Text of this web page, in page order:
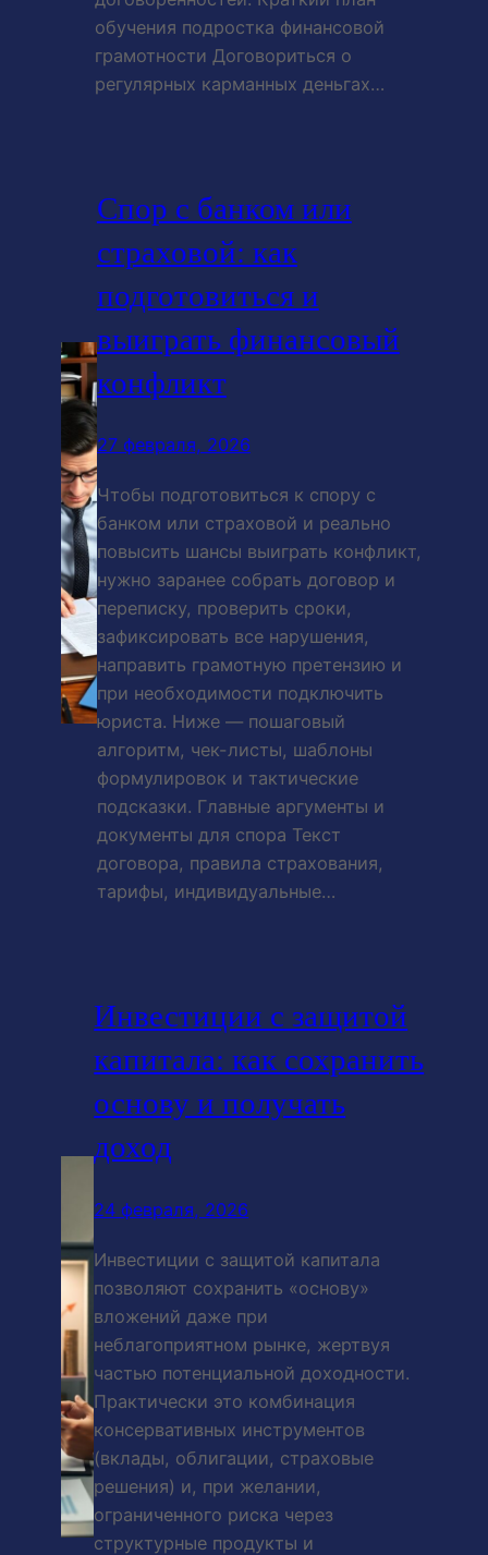
обучения подростка финансовой
грамотности Договориться о
регулярных карманных деньгах…
Спор с банком или
страховой: как
подготовиться и
выиграть финансовый
конфликт
27 февраля, 2026
Чтобы подготовиться к спору с
банком или страховой и реально
повысить шансы выиграть конфликт,
нужно заранее собрать договор и
переписку, проверить сроки,
зафиксировать все нарушения,
направить грамотную претензию и
при необходимости подключить
юриста. Ниже — пошаговый
алгоритм, чек-листы, шаблоны
формулировок и тактические
подсказки. Главные аргументы и
документы для спора Текст
договора, правила страхования,
тарифы, индивидуальные…
Инвестиции с защитой
капитала: как сохранить
основу и получать
доход
24 февраля, 2026
Инвестиции с защитой капитала
позволяют сохранить «основу»
вложений даже при
неблагоприятном рынке, жертвуя
частью потенциальной доходности.
Практически это комбинация
консервативных инструментов
(вклады, облигации, страховые
решения) и, при желании,
ограниченного риска через
структурные продукты и